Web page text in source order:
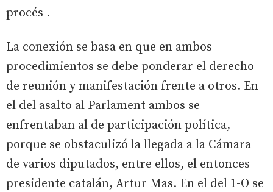
procés .
La conexión se basa en que en ambos
procedimientos se debe ponderar el derecho
de reunión y manifestación frente a otros. En
el del asalto al Parlament ambos se
enfrentaban al de participación política,
porque se obstaculizó la llegada a la Cámara
de varios diputados, entre ellos, el entonces
presidente catalán, Artur Mas. En el del 1-O se